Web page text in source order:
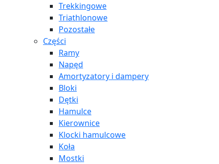
Trekkingowe
Triathlonowe
Pozostałe
Części
Ramy
Napęd
Amortyzatory i dampery
Bloki
Dętki
Hamulce
Kierownice
Klocki hamulcowe
Koła
Mostki